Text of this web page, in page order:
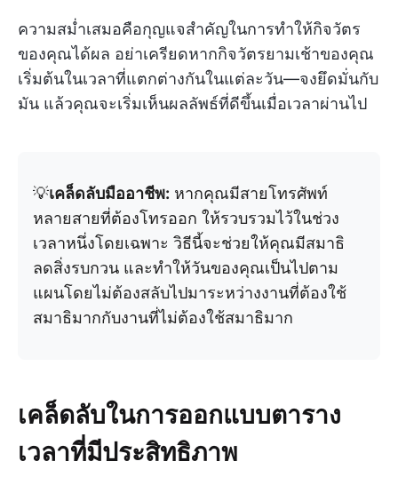
ความสม่ำเสมอคือกุญแจสำคัญในการทำให้กิจวัตร
ของคุณได้ผล อย่าเครียดหากกิจวัตรยามเช้าของคุณ
เริ่มต้นในเวลาที่แตกต่างกันในแต่ละวัน—จงยึดมั่นกับ
มัน แล้วคุณจะเริ่มเห็นผลลัพธ์ที่ดีขึ้นเมื่อเวลาผ่านไป
💡เคล็ดลับมืออาชีพ: หากคุณมีสายโทรศัพท์
หลายสายที่ต้องโทรออก ให้รวบรวมไว้ในช่วง
เวลาหนึ่งโดยเฉพาะ วิธีนี้จะช่วยให้คุณมีสมาธิ
ลดสิ่งรบกวน และทำให้วันของคุณเป็นไปตาม
แผนโดยไม่ต้องสลับไปมาระหว่างงานที่ต้องใช้
สมาธิมากกับงานที่ไม่ต้องใช้สมาธิมาก
เคล็ดลับในการออกแบบตาราง
เวลาที่มีประสิทธิภาพ